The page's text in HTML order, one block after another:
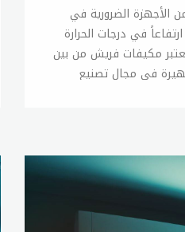
أيضاً الحصول على المشورة الفنية والاستفسار عن أي مشكلة قد تواجههم في استخدام منتجات الشركة. وتوفر شركة فريش خدمة العملاء على مدار الساعة، مما يسهل على العملاء الاتصال بالشركة في أي وقت يناسبهم، وتحرص الشركة على توفير خدمة عملاء متميزة لضمان رضا العملاء. وبشكل عام، يعتبر رقم خدمة عملاء فريش للتكييف أحد الأدوات الرئيسية التي تسهل على العملاء التواصل مع الشركة وطلب الخدمات المختلفة، وتحرص الشركة على توفير خدمة عملاء متميزة لضمان رضا العملاء وتحقيق أفضل تجربة لهم.رقم صيانة تكييف فريشتهتم شركة فريش للتكييف بتوفير خدمات صيانة متميزة لمنتجاتها، حيث توفر الشركة خدمة صيانة دورية وإصلاح الأعطال، وتحرص الشركة على توفير قطع الغيار الأصلية لضمان عمر أطول للأجهزة. للحصول على خدمة صيانة لمنتجات شركة فريش، يمكن الاتصال برقم صيانة الشركة المخصص، والذي يتيح للعملاء طلب الصيانة والإصلاح المناسب لمنتجاتهم. يمكن الحصول على رقم صيانة فريش من خلال زيارة موقع الشركة على الإنترنت، أو من خلال الاتصال بالوكيل المحلي للشركة في منطقتك، ويجب توفير رقم المنتج ورقم الفاتورة لتسهيل العملية. عند الاتصال برقم صيانة الشركة، سيقوم فريق الصيانة المتخصص بإجراء فحص شامل للجهاز وتحديد المشكلة، وسيتم إصلاح الأعطال بأسرع وقت ممكن وبأفضل الأسعار. وتحرص شركة فريش على توفير خدمة صيانة عالية الجودة لضمان رضا العملاء، وتستخدم الشركة أحدث التقنيات والأدوات لتقديم خدمة صيانة متميزة لمنتجاتها. وبشكل عام، يعتبر رقم صيانة فريش للتكييف أحد الأدوات الرئيسية التي تسهل على العملاء الحصول على خدمة صيانة متميزة لمنتجاتهم، وتحرص الشركة على توفير خدمة صيانة عالية الجودة لضمان رضا العملاء وتحقيق أفضل تجربة لهم.خدمة عملاء تكييف فريشتحرص شركة فريش للتكييف على تقديم خدمة عملاء مميزة وعالية الجودة لضمان رضا العملاء، وتوفر الشركة خدمة العملاء عبر عدة قنوات اتصال مثل الهاتف والبريد الإلكتروني والدردشة المباشرة على الموقع الإلكتروني. وتتميز فرق خدمة العملاء في شركة فريش بالمهارة والخبرة في التعامل مع جميع الاستفسارات والشكاوى المتعلقة بمنتجات الشركة، وتحرص الشركة على توفير فريق عمل مدرب ومتخصص لضمان تقديم خدمة عملاء متميزة. وتقدم شركة فريش خدمة العملاء على مدار الساعة، مما يسهل على العملاء الاتصال بالشركة في أي وقت يناسبهم، وتحرص الشركة على الاستجابة السريعة لجميع الاستفسارات والشكاوى وتقديم الحلول الفعالة للمشكلات. ويمكن للعملاء الاستفسار عن خدمات التركيب والصيانة والإصلاح، ويمكنهم أيضاً الحصول على المشورة الفنية والاستفسار عن أي مشكلة قد تواجههم في استخدام منتجات الشركة، كما يمكنهم الاطلاع على العروض والخصومات المتاحة. وتحرص شركة فريش على توفير مجموعة متنوعة من الخدمات لضمان رضا العملاء، وتسعى الشركة دائماً إلى تحسين خدماتها وتطويرها لتلبية احتياجات العملاء بشكل أفضل. وبشكل عام، تعتبر خدمة عملاء شركة فريش للتكييف أحد العوامل الرئيسية التي تحدد مدى رضا العملاء، وتحرص الشركة على توفير خدمة عملاء متميزة لضمان رضا العملاء وتحقيق أفضل تجربة لهم.ضمان تكييف فريشتحرص شركة فريش للتكييف على توفير ضمان على جميع منتجاتها، وذلك لضمان رضا العملاء وتوفير خدمة متميزة لهم. يتم توفير ضمان من شركة فريش لمدة محددة تختلف حسب نوع المنتج والموديل، ويمكن للعملاء الاستفسار عن فترة الضمان عند شراء المنتج. وتشمل خدمة الضمان التغطية على مجموعة متنوعة من الأعطال والمشكلات التي قد تواجه المنتج خلال فترة الضمان، وتشمل ذلك أيضاً بعض خدمات الصيانة والإصلاح. ويجب على العملاء الاتصال بالشركة في حالة حدوث أي مشكلة أو خلل في المنتج خلال فترة الضمان، ويجب تقديم الفاتورة الأصلية ورقم الموديل لتسهيل العملية. وتحرص شركة فريش على توفير قطع الغيار الأصلية لجميع منتجاتها، وتوفر خدمة صيانة متميزة خلال فترة الضمان، وتحرص الشركة على إصلاح الأعطال بأسرع وقت ممكن وبأفضل الأسعار. ويجب الانتباه إلى أن الضمان لا يشمل الأضرار الناتجة عن سوء الاستخدام أو التركيب غير الصحيح، ويجب على العملاء اتباع تعليمات الاستخدام والتركيب الموجودة في دليل المنتج لتجنب أي أضرار. وبشكل عام، تعتبر خدمة الضمان من شركة فريش للتكييف أحد العوامل الرئيسية التي تؤثر على قرار العملاء في شراء المنتج، وتحرص الشركة على توفير ضمان متميز وخدمة متميزة خلال فترة الضمان لضمان رضا العملاء وتحقيق أفضل تجربة لهم.رقم خدمة عملاء تكييف فريشتحرص شركة فريش للتكييف على توفير خدمة عملاء متميزة لضمان رضا العملاء، وتوفر الشركة رقم خدمة العملاء المخصص لتلقي الاستفسارات والشكاوى وتقديم الحلول الفعالة للمشكلات. يمكن الحصول على رقم خدمة العملاء لشركة فريش من خلال زيارة موقع الشركة على الإنترنت، أو من خلال الاتصال بالوكيل المحلي للشركة في منطقتك، ويجب توفير رقم المنتج ورقم الفاتورة لتسهيل العملية. وتقدم شركة فريش خدمة العملاء على مدار الساعة، مما يسهل على العملاء الاتصال بالشركة في أي وقت يناسبهم، وتحرص الشركة على الاستجابة السريعة لجميع الاستفسارات والشكاوى وتقديم الحلول الفعالة للمشكلات. يمكن للعملاء الاستفسار عن خدمات التركيب والصيانة والإصلاح، ويمكنهم أيضاً الحصول على المشورة الفنية والاستفسار عن أي مشكلة قد تواجههم في استخدام منتجات الشركة، كما يمكنهم الاطلاع على العروض والخصومات المتاحة. وتحرص شركة فريش على توفير فريق عمل مدرب ومتخصص لضمان تقديم خدمة عملاء متميزة، وتعتبر خدمة العملاء من أهم العوامل التي تحدد مدى رضا العملاء عن منتجات الشركة، وتحرص الشركة على توفير خدمة عملاء متميزة لضمان رضا العملاء وتحقيق أفضل تجربة لهم. وبشكل عام، يمكن الاعتماد على رقم خدمة عملاء شركة فريش للتكييف لتلبية جميع الاحتياجات والاستفسارات والشكاوى المتعلقة بمنتجات الشركة، وتحرص الشركة على تحسين خدماتها وتطويرها لتلبية احتياجات العملاء بشكل أفضل.توكيل فريش للتكييفاتتحرص شركة